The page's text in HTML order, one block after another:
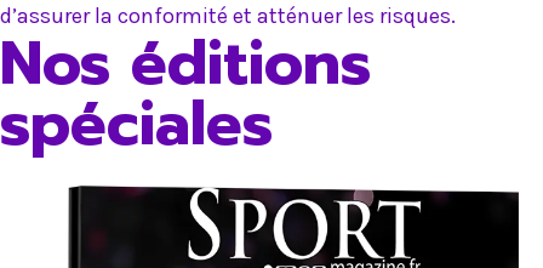
d’assurer la conformité et atténuer les risques.
Nos éditions
spéciales